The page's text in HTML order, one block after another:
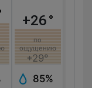
+26°
по
ощущению
+29°
85%